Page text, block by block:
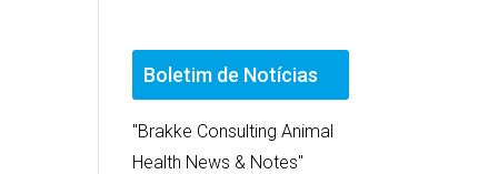
Boletim de Notícias
"Brakke Consulting Animal
Health News & Notes"